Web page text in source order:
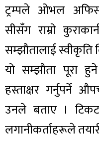
ट्रम्पले ओभल
सीसँग राम्रो
सम्झौतालाई स्वीकृति
यो सम्झौता पूरा
हस्ताक्षर गर्नुपर्ने
उनले बताए ।
लगानीकर्ताहरूले